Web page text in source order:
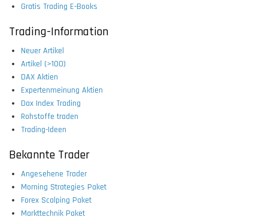
Gratis Trading E-Books
Trading-Information
Neuer Artikel
Artikel (>100)
DAX Aktien
Expertenmeinung Aktien
Dax Index Trading
Rohstoffe traden
Trading-Ideen
Bekannte Trader
Angesehene Trader
Morning Strategies Paket
Forex Scalping Paket
Markttechnik Paket